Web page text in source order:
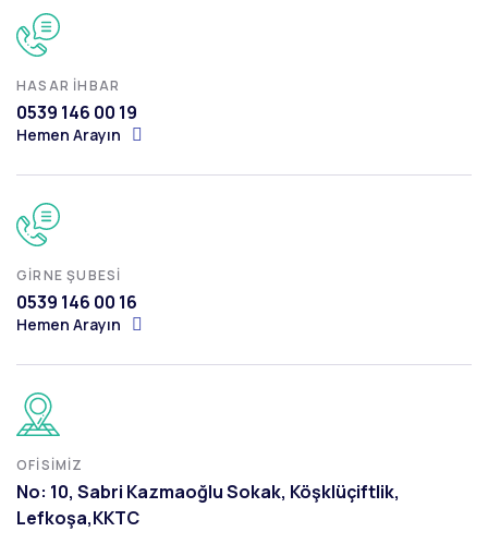
HASAR İHBAR
0539 146 00 19
Hemen Arayın
GIRNE ŞUBESI
0539 146 00 16
Hemen Arayın
OFISIMIZ
No: 10, Sabri Kazmaoğlu Sokak, Köşklüçiftlik,
Lefkoşa,KKTC